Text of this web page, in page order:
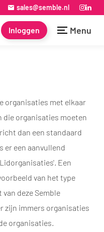
sales@semble.nl
Inloggen Menu
organisaties met elkaar
die organisaties moeten
dan een standaard
er een aanvullend
Een
van het type
deze Semble
zijn immers organisaties
organisaties.